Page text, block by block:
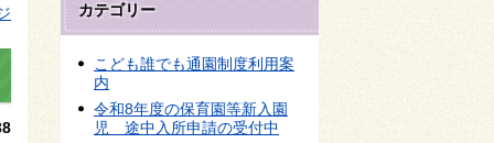
カテゴリー
こども誰でも通園制度利用案
内
令和8年度の保育園等新入園
児 途中入所申請の受付中